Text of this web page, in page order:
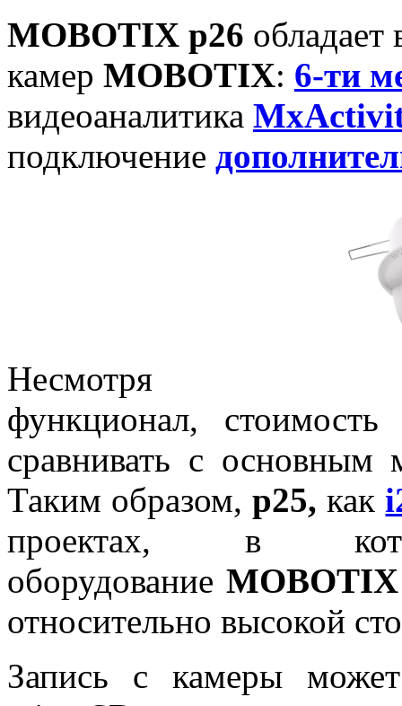
MOBOTIX p26 обладает
камер MOBOTIX: 6-ти
видеоаналитика
подключение
функционал,
стоимость
сравнивать с
Таким образом,p25,как
проектах, в
оборудование MOBOTIX
относительно высокой
Запись с камеры